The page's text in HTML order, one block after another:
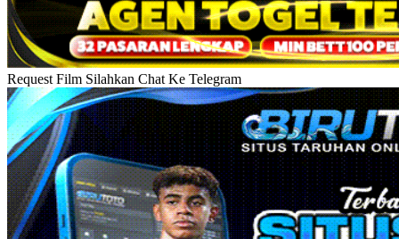
Request Film Silahkan Chat Ke Telegram